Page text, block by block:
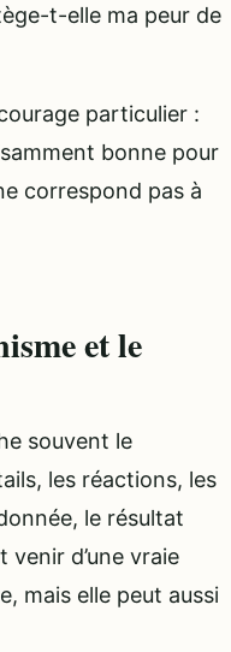
t-elle ma peur de
particulier :
bonne pour
correspond pas à
et le
souvent le
les réactions, les
le résultat
d’une vraie
mais elle peut aussi